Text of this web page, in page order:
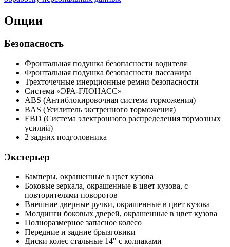
Опции
Безопасность
Фронтальная подушка безопасности водителя
Фронтальная подушка безопасности пассажира
Трехточечные инерционные ремни безопасности
Система «ЭРА-ГЛОНАСС»
ABS (Антиблокировочная система торможения)
BAS (Усилитель экстренного торможения)
EBD (Система электронного распределения тормозных
усилий)
2 задних подголовника
Экстерьер
Бамперы, окрашенные в цвет кузова
Боковые зеркала, окрашенные в цвет кузова, с
повторителями поворотов
Внешние дверные ручки, окрашенные в цвет кузова
Молдинги боковых дверей, окрашенные в цвет кузова
Полноразмерное запасное колесо
Передние и задние брызговики
Диски колес стальные 14" с колпаками